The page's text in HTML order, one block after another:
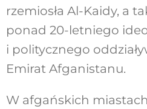
rzemiosła Al-Kaidy, a
ponad 20-letniego
i politycznego
Emirat Afganistanu.
W afgańskich